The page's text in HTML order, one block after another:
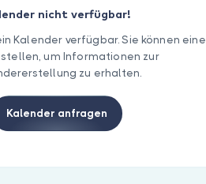
nicht verfügbar!
Kalender verfügbar. Sie können eine
um Informationen zur
zu erhalten.
Kalender anfragen